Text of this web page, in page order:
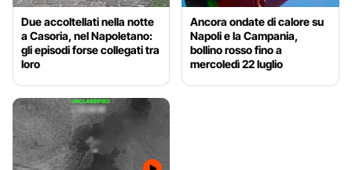
Due accoltellati nella notte
a Casoria, nel Napoletano:
gli episodi forse collegati tra
loro
Ancora ondate di calore su
Napoli e la Campania,
bollino rosso fino a
mercoledì 22 luglio